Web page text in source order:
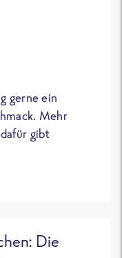
gerne ein
Mehr
gibt
Die